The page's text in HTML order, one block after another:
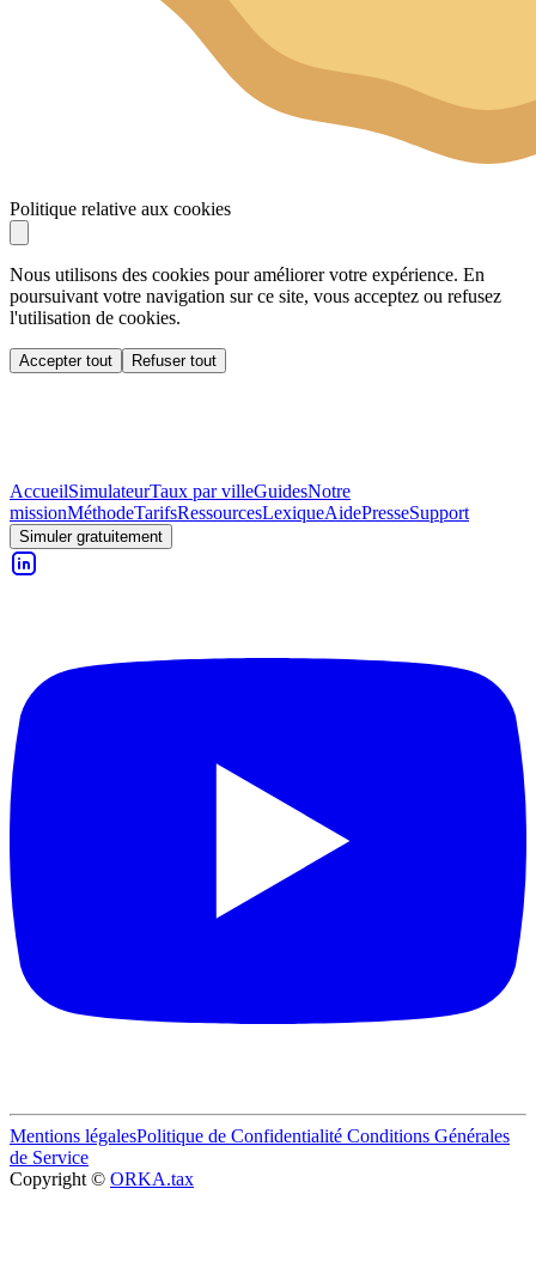
Politique relative aux cookies
Nous utilisons des cookies pour améliorer votre expérience. En
poursuivant votre navigation sur ce site, vous acceptez ou refusez
l'utilisation de cookies.
Accepter tout Refuser tout
AccueilSimulateurTaux par villeGuidesNotre
missionMéthodeTarifsRessourcesLexiqueAidePresseSupport
Simuler gratuitement
Mentions légalesPolitique de Confidentialité Conditions Générales
de Service
Copyright © ORKA.tax